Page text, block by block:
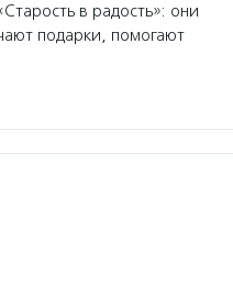
в радость»: они
подарки, помогают